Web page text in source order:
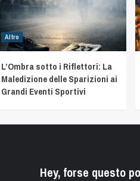
Altro
L’Ombra sotto i Riflettori: La
Maledizione delle Sparizioni ai
Grandi Eventi Sportivi
Hey, forse questo